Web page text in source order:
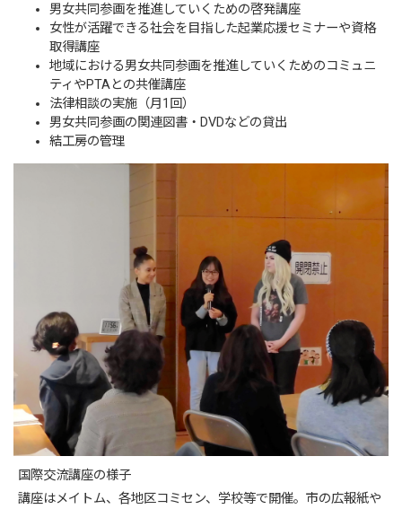
男女共同参画を推進していくための啓発講座
女性が活躍できる社会を目指した起業応援セミナーや資格
取得講座
地域における男女共同参画を推進していくためのコミュニ
ティやPTAとの共催講座
法律相談の実施（月1回）
男女共同参画の関連図書・DVDなどの貸出
結工房の管理
国際交流講座の様子
講座はメイトム、各地区コミセン、学校等で開催。市の広報紙や